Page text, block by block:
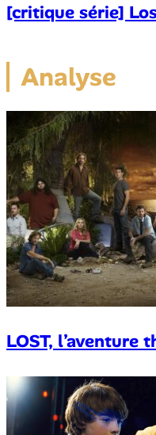
[critique série]
Analyse
LOST, l’aventure